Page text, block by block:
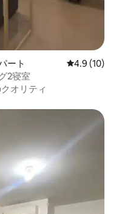
ート レビュー10
4.9 (10)
2寝室
オリティ